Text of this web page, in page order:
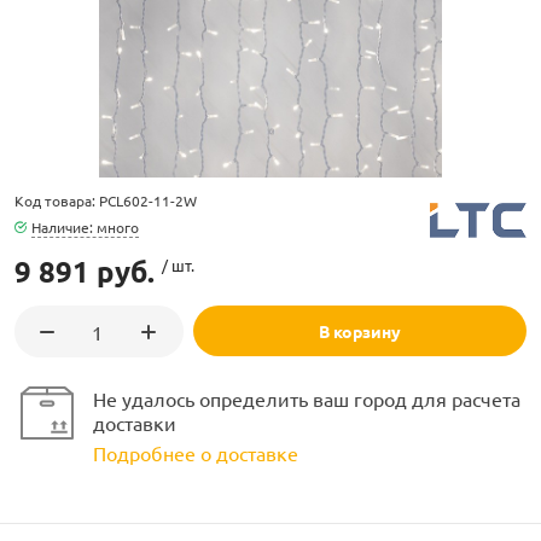
LED
Код товара: PCL602-11-2W
Наличие: много
9 891 руб. / шт.
В корзину
Не удалось определить ваш город для расчета
доставки
Подробнее о доставке